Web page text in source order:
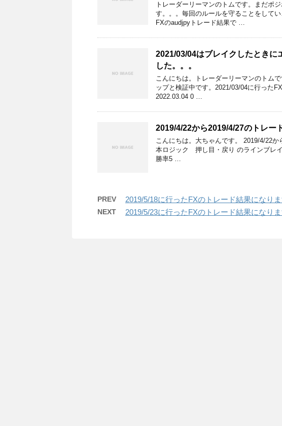
トレーダーリーマンのトムです。まだポ
す。。。毎回のルールを守ることをして
FXのaudjpyトレード結果で …
2021/03/04はブレイクしたときに
した。。。
こんにちは。トレーダーリーマンのトム
ップと検証中です。2021/03/04に行った
2022.03.04 0 …
2019/4/22から2019/4/27のトレー
こんにちは。大ちゃんです。 2019/4/22
本ロジック 押し目・戻り のラインブ
勝率5 …
PREV 2019/5/18に行ったFXのトレード結果になり
NEXT 2019/5/23に行ったFXのトレード結果になり